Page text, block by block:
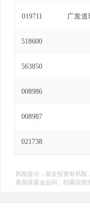
019711 广发道
518600
563850
008986
008987
021738
风险提示：基金投资有风
真阅读基金合同、招募说明